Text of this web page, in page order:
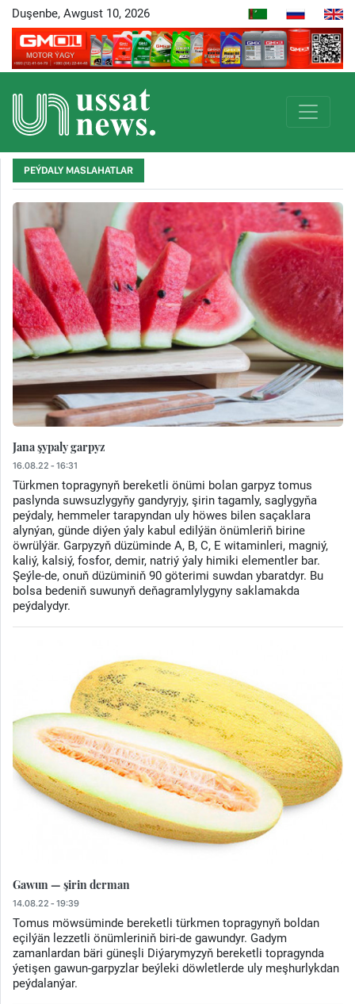
Duşenbe, Awgust 10, 2026
PEÝDALY MASLAHATLAR
Jana şypaly garpyz
16.08.22 - 16:31
Türkmen topragynyň bereketli önümi bolan garpyz tomus
paslynda suwsuzlygyňy gandyryjy, şirin tagamly, saglygyňa
peýdaly, hemmeler tarapyndan uly höwes bilen saçaklara
alynýan, günde diýen ýaly kabul edilýän önümleriň birine
öwrülýär. Garpyzyň düzüminde A, B, C, E witaminleri, magniý,
kaliý, kalsiý, fosfor, demir, natriý ýaly himiki elementler bar.
Şeýle-de, onuň düzüminiň 90 göterimi suwdan ybaratdyr. Bu
bolsa bedeniň suwunyň deňagramlylygyny saklamakda
peýdalydyr.
Gawun — şirin derman
14.08.22 - 19:39
Tomus möwsüminde bereketli türkmen topragynyň boldan
eçilýän lezzetli önümleriniň biri-de gawundyr. Gadym
zamanlardan bäri güneşli Diýarymyzyň bereketli topragynda
ýetişen gawun-garpyzlar beýleki döwletlerde uly meşhurlykdan
peýdalanýar.